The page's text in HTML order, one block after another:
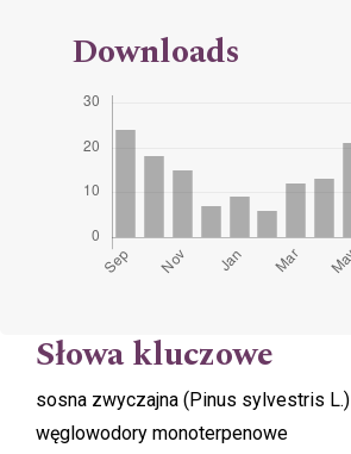
Downloads
Słowa kluczowe
sosna zwyczajna (Pinus sylvestris L.)
węglowodory monoterpenowe